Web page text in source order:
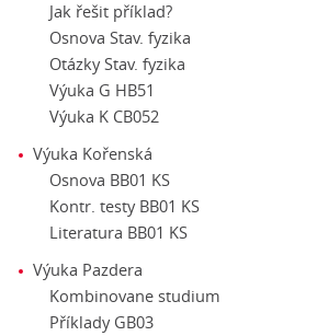
Jak řešit příklad?
Osnova Stav. fyzika
Otázky Stav. fyzika
Výuka G HB51
Výuka K CB052
Výuka Kořenská
Osnova BB01 KS
Kontr. testy BB01 KS
Literatura BB01 KS
Výuka Pazdera
Kombinovane studium
Příklady GB03